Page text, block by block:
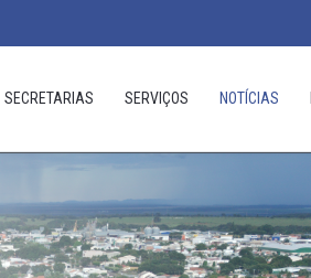
SECRETARIAS SERVIÇOS NOTÍCIAS